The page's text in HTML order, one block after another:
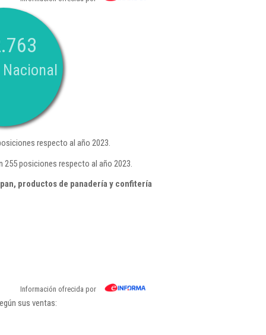
respecto al año 2023.
255 posiciones respecto al año 2023.
productos de panadería y confitería
Información ofrecida por
sus ventas: